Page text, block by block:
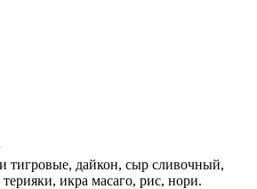
тигровые, дайкон, сыр сливочный,
терияки, икра масаго, рис, нори.